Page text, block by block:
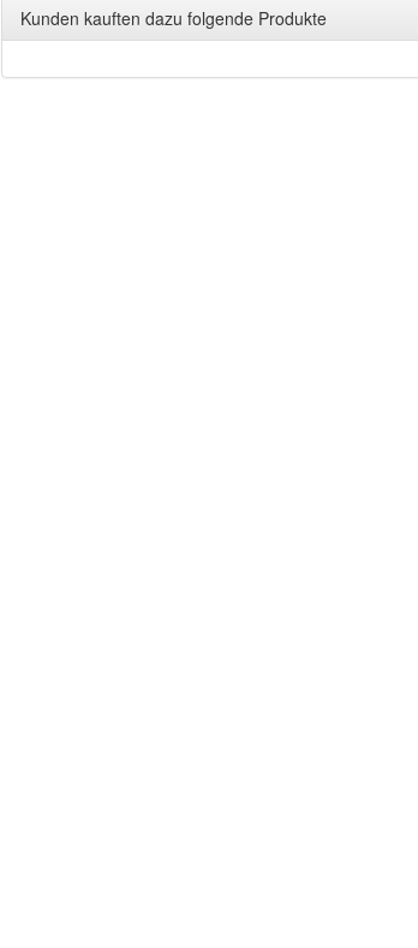
Kunden kauften dazu folgende Produkte